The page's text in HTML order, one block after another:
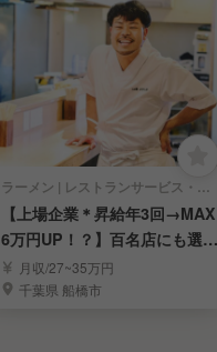
ラーメン | レストランサービス・ホールスタッフ
【上場企業＊昇給年3回→MAX
6万円UP！？】百名店にも選ば
れたラーメン屋
月収/27~35万円
千葉県 船橋市